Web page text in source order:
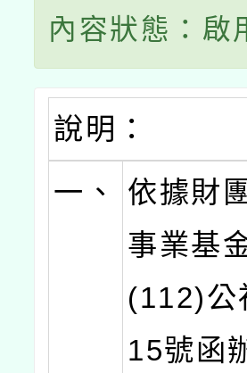
內容狀態：啟
說明：
一、
依據財
事業基
(112)公
15號函